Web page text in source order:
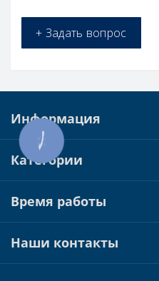
+ Задать вопрос
Информация
Категории
Время работы
Наши контакты
КНОПКА
ЗВ'ЯЗКУ